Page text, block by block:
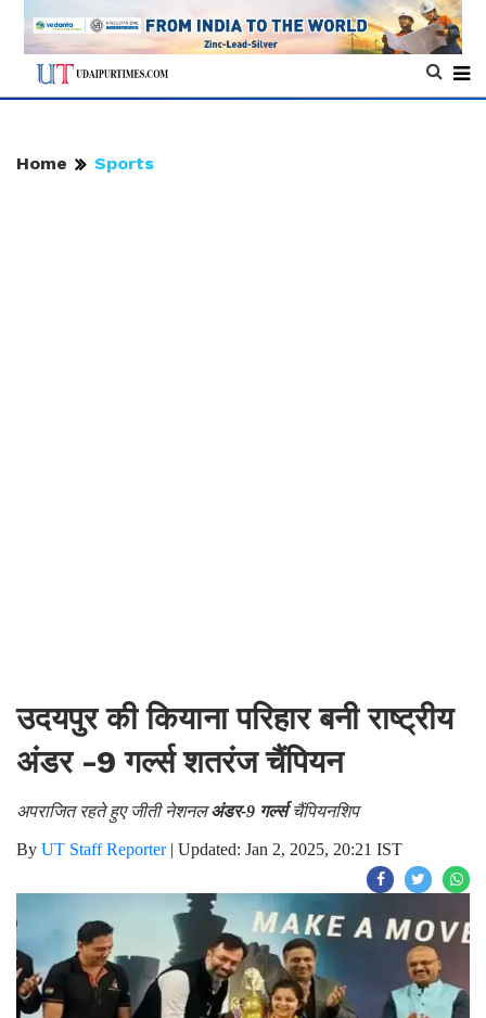
Home Sports
उदयपुर की कियाना परिहार बनी राष्ट्रीय
अंडर -9 गर्ल्स शतरंज चैंपियन
अपराजित रहते हुए जीती नेशनलअंडर-9 गर्ल्सचैंपियनशिप
By UT Staff Reporter| Updated: Jan 2, 2025, 20:21 IST